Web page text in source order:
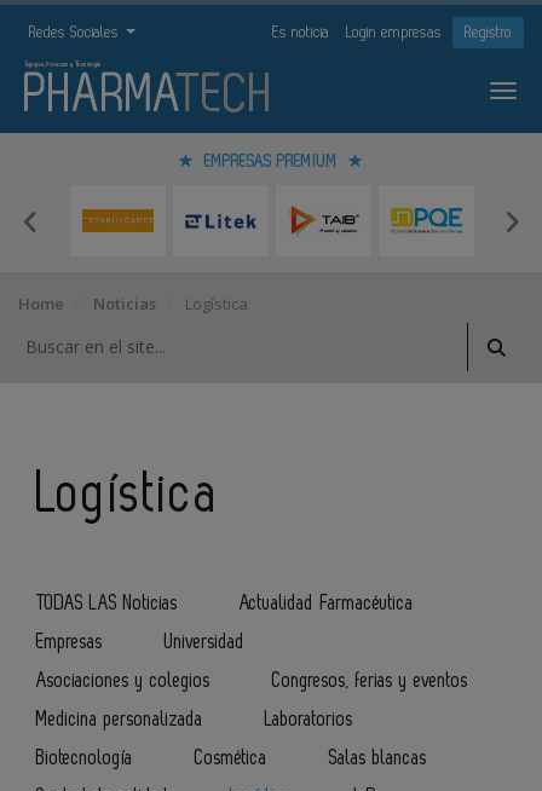
Redes Sociales Es noticia Login empresas Registro
EMPRESAS PREMIUM
Home Noticias Logística
Logística
TODAS LAS Noticias
Actualidad Farmacéutica
Empresas
Universidad
Asociaciones y colegios
Congresos, ferias y eventos
Medicina personalizada
Laboratorios
Biotecnología
Cosmética
Salas blancas